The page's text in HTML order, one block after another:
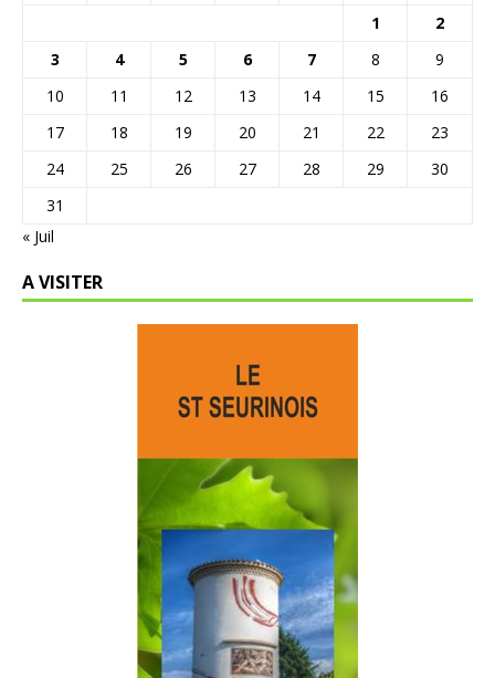
1
2
3
4 5 6 7 8
9
10
11 12 13 14 15
16
17
18 19 20 21 22
23
24
25 26 27 28 29
30
31
« Juil
A VISITER